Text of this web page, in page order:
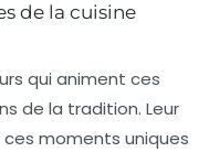
de la cuisine
qui animent ces
de la tradition. Leur
moments uniques